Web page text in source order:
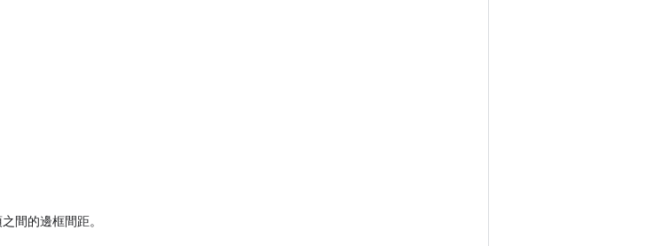
間的邊框間距。